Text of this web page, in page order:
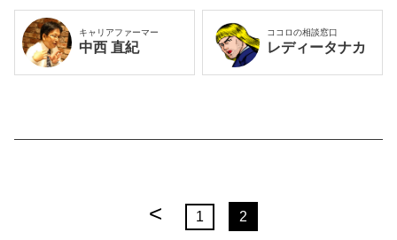
キャリアファーマー
中西 直紀
ココロの相談窓口
レディータナカ
< 1 2